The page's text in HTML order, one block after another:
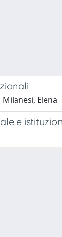
Milanesi, Elena
e